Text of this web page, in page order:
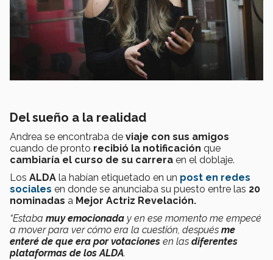
Del sueño a la realidad
Andrea se encontraba de viaje con sus amigos
cuando de pronto recibió la notificación que
cambiaría el curso de su carrera en el doblaje.
Los ALDA la habían etiquetado en un post en redes
sociales en donde se anunciaba su puesto entre las 20
nominadas a Mejor Actriz Revelación.
“Estaba muy emocionada y en ese momento me empecé
a mover para ver cómo era la cuestión, después me
enteré de que era por votaciones en las diferentes
plataformas de los ALDA.